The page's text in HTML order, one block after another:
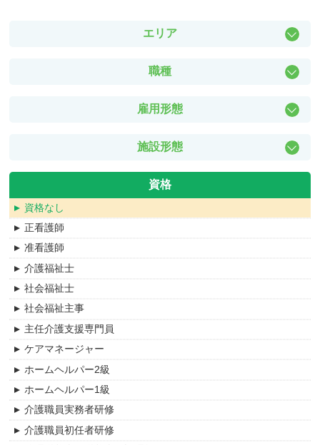
エリア
新城市
豊田市
職種
サービス提供責任者
看護職員
社会福祉士
保育士
保健師
障害者福祉関係
訪問入浴介護
支援相談員
生活支援員
主任介護支援専門員
調理職員
事務職関連
管理職・管理職候補
雇用形態
紹介予定派遣
アルバイト・パート
施設形態
ナーシングホーム
地域包括支援センター
介護付き高齢者向け住宅
訪問リハビリ
特別養護老人ホーム
介護老人保健施設
デイサービス
介護付有料老人ホーム
訪問介護サービス
ショートステイ
居宅介護支援
介護支援事業所
ケアハウス
資格
資格なし
正看護師
准看護師
介護福祉士
社会福祉士
社会福祉主事
主任介護支援専門員
ケアマネージャー
ホームヘルパー2級
ホームヘルパー1級
介護職員実務者研修
介護職員初任者研修